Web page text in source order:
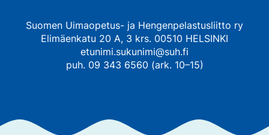
Suomen Uimaopetus- ja Hengenpelastusliitto ry
Elimäenkatu 20 A, 3 krs. 00510 HELSINKI
etunimi.sukunimi@suh.fi
puh. 09 343 6560 (ark. 10–15)